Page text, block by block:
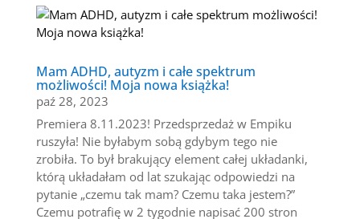
Mam ADHD, autyzm i całe spektrum
możliwości! Moja nowa książka!
paź 28, 2023
Premiera 8.11.2023! Przedsprzedaż w Empiku
ruszyła! Nie byłabym sobą gdybym tego nie
zrobiła. To był brakujący element całej układanki,
którą układałam od lat szukając odpowiedzi na
pytanie „czemu tak mam? Czemu taka jestem?”
Czemu potrafię w 2 tygodnie napisać 200 stron